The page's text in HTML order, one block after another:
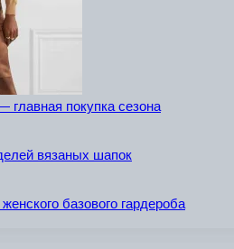
покупка сезона
вязаных шапок
базового гардероба